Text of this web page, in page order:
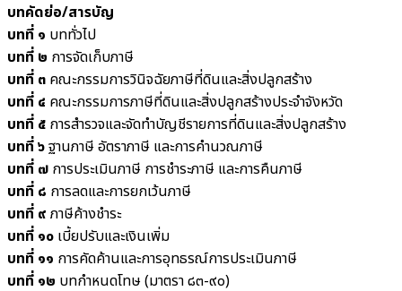
บทคัดย่อ/สารบัญ
บทที่ ๑ บททั่วไป
บทที่ ๒ การจัดเก็บภาษี
บทที่ ๓ คณะกรรมการวินิจฉัยภาษีที่ดินและสิ่งปลูกสร้าง
บทที่ ๔ คณะกรรมการภาษีที่ดินและสิ่งปลูกสร้างประจำจังหวัด
บทที่ ๕ การสำรวจและจัดทำบัญชีรายการที่ดินและสิ่งปลูกสร้าง
บทที่ ๖ฐานภาษี อัตราภาษี และการคำนวณภาษี
บทที่ ๗ การประเมินภาษี การชำระภาษี และการคืนภาษี
บทที่ ๘ การลดและการยกเว้นภาษี
บทที่ ๙ ภาษีค้างชำระ
บทที่ ๑๐ เบี้ยปรับและเงินเพิ่ม
บทที่ ๑๑ การคัดค้านและการอุทธรณ์การประเมินภาษี
บทที่ ๑๒ บทกำหนดโทษ (มาตรา ๘๓-๙๐)